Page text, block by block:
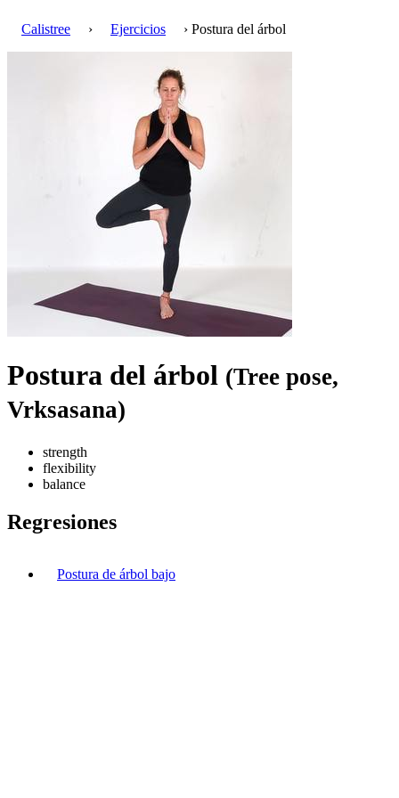
Calistree › Ejercicios › Postura del árbol
Postura del árbol (Tree pose,
Vrksasana)
strength
flexibility
balance
Regresiones
Postura de árbol bajo